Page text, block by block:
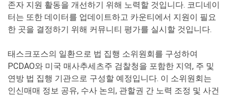
존자 지원 활동을 개선하기 위해 노력할 것입니다. 코디네이
터는 또한 데이터를 업데이트하고 카운티에서 지원이 필요
한 곳을 결정하기 위해 커뮤니티 평가를 실시할 것입니다.
태스크포스의 일환으로 법 집행 소위원회를 구성하여
PCDAO와 미국 매사추세츠주 검찰청을 포함한 지역, 주 및
연방 법 집행 기관으로 구성할 예정입니다. 이 소위원회는
인신매매 정보 공유, 수사 논의, 관할권 간 노력 조정 및 사건